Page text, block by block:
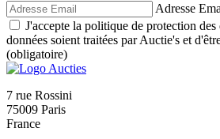
Adresse
J'accepte la politique de protection des
données soient traitées par Auctie's et
(obligatoire)
7 rue Rossini
75009 Paris
France